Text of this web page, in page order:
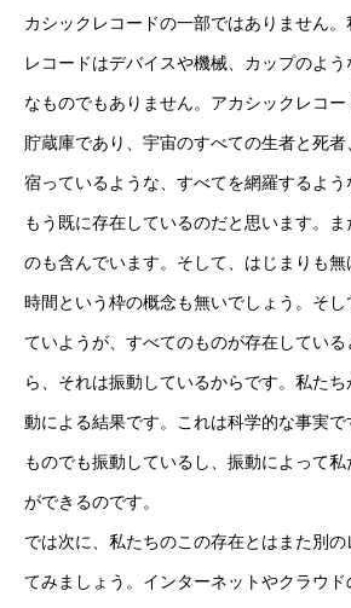
カシックレコードの一部ではありません
レコードはデバイスや機械、カップのよ
なものでもありません。アカシックレコ
貯蔵庫であり、宇宙のすべての生者と死
宿っているような、すべてを網羅するよう
もう既に存在しているのだと思います。
のも含んでいます。そして、はじまりも無
時間という枠の概念も無いでしょう。そし
ていようが、すべてのものが存在してい
ら、それは振動しているからです。私た
動による結果です。これは科学的な事実
ものでも振動しているし、振動によって
ができるのです。
では次に、私たちのこの存在とはまた別
てみましょう。インターネットやクラウ